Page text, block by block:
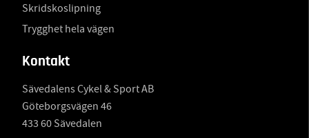
Skridskoslipning
Trygghet hela vägen
Kontakt
Sävedalens Cykel & Sport AB
Göteborgsvägen 46
433 60 Sävedalen